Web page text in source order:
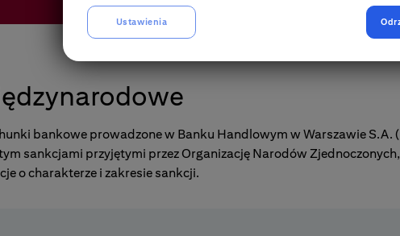
bankowe prowadzone w Banku Handlowym w Warszawie
sankcjami przyjętymi przez Organizację Narodów
o charakterze i zakresie sankcji.
Ustawienia